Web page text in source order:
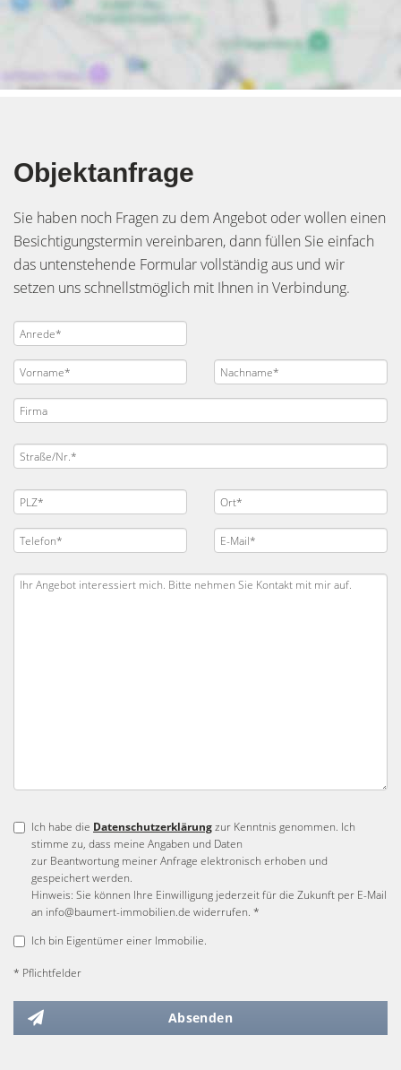
Objektanfrage
Sie haben noch Fragen zu dem Angebot oder wollen einen
Besichtigungstermin vereinbaren, dann füllen Sie einfach
das untenstehende Formular vollständig aus und wir
setzen uns schnellstmöglich mit Ihnen in Verbindung.
Ich habe die Datenschutzerklärungzur Kenntnis genommen. Ich
stimme zu, dass meine Angaben und Daten
zur Beantwortung meiner Anfrage elektronisch erhoben und
gespeichert werden.
Hinweis: Sie können Ihre Einwilligung jederzeit für die Zukunft per E-Mail
an info@baumert-immobilien.de widerrufen. *
Ich bin Eigentümer einer Immobilie.
* Pflichtfelder
Absenden